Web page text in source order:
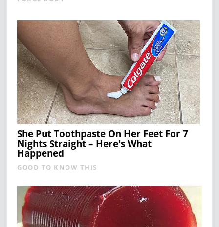
She Put Toothpaste On Her Feet For 7
Nights Straight – Here's What
Happened
GOOD TO KNOW THIS